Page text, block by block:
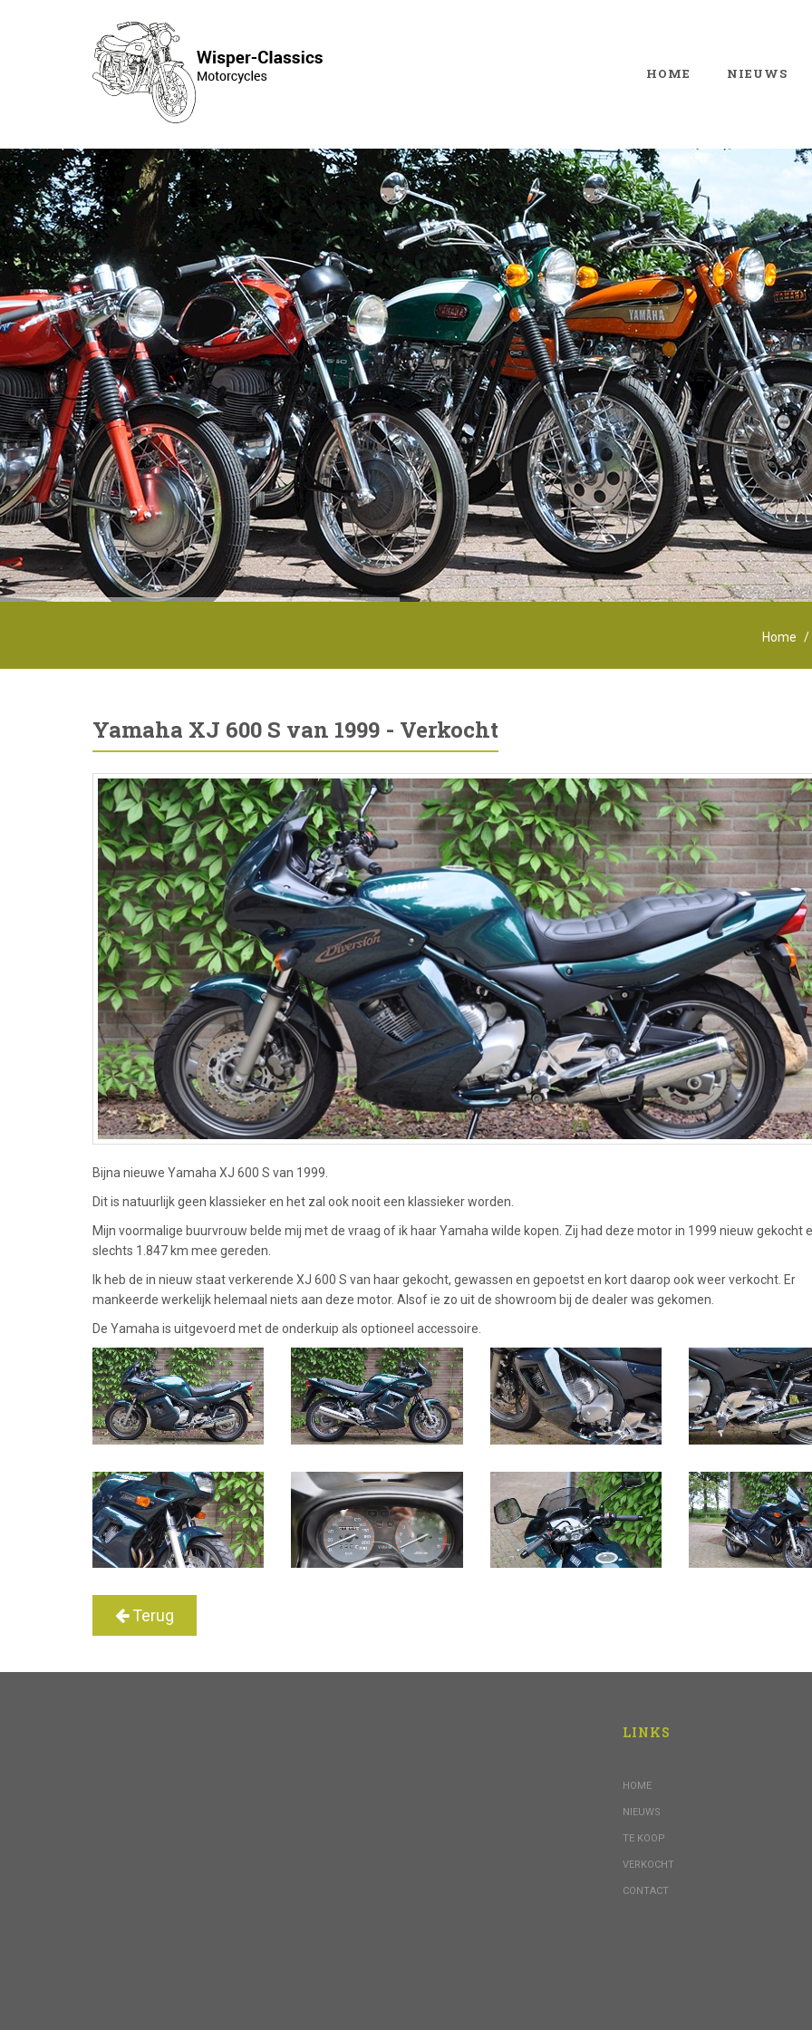
HOME NIEUWS
Home
Yamaha XJ 600 S van 1999 - Verkocht
Bijna nieuwe Yamaha XJ 600 S van 1999.
Dit is natuurlijk geen klassieker en het zal ook nooit een klassieker worden.
Mijn voormalige buurvrouw belde mij met de vraag of ik haar Yamaha wilde kopen. Zij had deze motor in 1999 nieuw gekocht
slechts 1.847 km mee gereden.
Ik heb de in nieuw staat verkerende XJ 600 S van haar gekocht, gewassen en gepoetst en kort daarop ook weer verkocht. Er
mankeerde werkelijk helemaal niets aan deze motor. Alsof ie zo uit de showroom bij de dealer was gekomen.
De Yamaha is uitgevoerd met de onderkuip als optioneel accessoire.
Terug
LINKS
HOME
NIEUWS
TE KOOP
VERKOCHT
CONTACT